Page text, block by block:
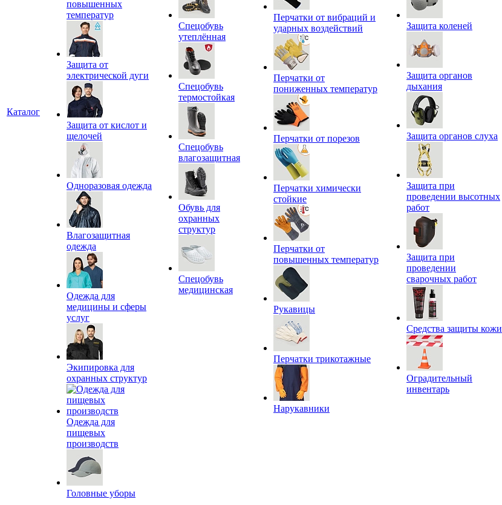
Каталог
повышенных
температур
Защита от
электрической дуги
Защита от кислот и
щелочей
Одноразовая одежда
Влагозащитная
одежда
Одежда для
медицины и сферы
услуг
Экипировка для
охранных структур
Одежда для
пищевых
производств
Головные уборы
Спецобувь
утеплённая
Спецобувь
термостойкая
Спецобувь
влагозащитная
Обувь для
охранных
структур
Спецобувь
медицинская
Перчатки от вибраций и
ударных воздействий
Перчатки от
пониженных температур
Перчатки от порезов
Перчатки химически
стойкие
Перчатки от
повышенных температур
Рукавицы
Перчатки трикотажные
Нарукавники
Защита коленей
Защита органов
дыхания
Защита органов слуха
Защита при
проведении высотных
работ
Защита при
проведении
сварочных работ
Средства защиты кожи
Оградительный
инвентарь